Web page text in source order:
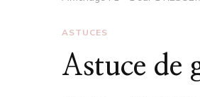
ASTUCES
Astuce de